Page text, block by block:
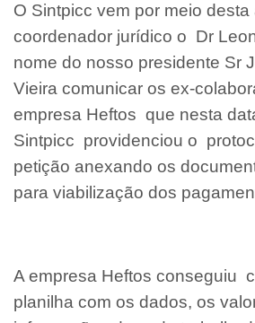
O Sintpicc vem por meio
coordenador jurídico o Dr
nome do nosso presidente Sr
Vieira comunicar os ex-
empresa Heftos que nesta
Sintpicc providenciou o
petição anexando os
para viabilização dos
A empresa Heftos conseguiu
planilha com os dados, os